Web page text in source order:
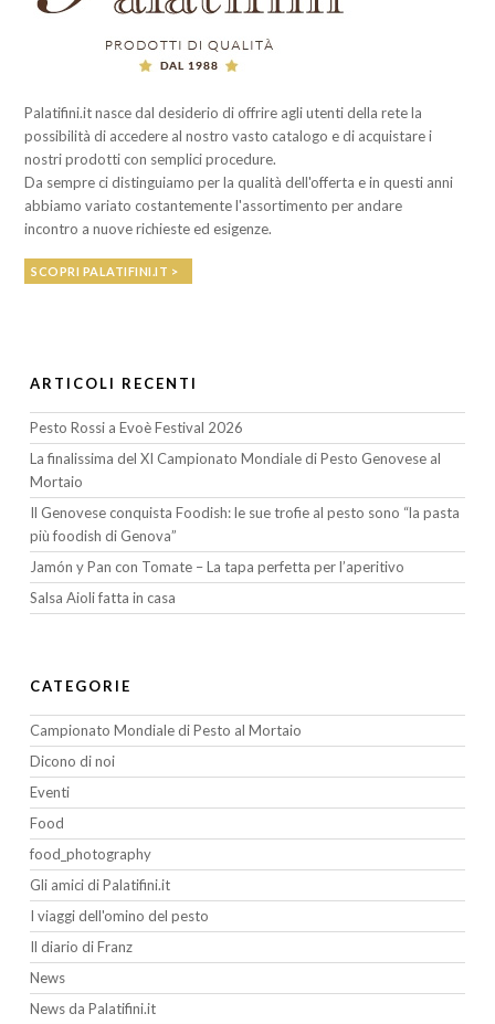
Palatifini.it nasce dal desiderio di offrire agli utenti della rete la
possibilità di accedere al nostro vasto catalogo e di acquistare i
nostri prodotti con semplici procedure.
Da sempre ci distinguiamo per la qualità dell'offerta e in questi anni
abbiamo variato costantemente l'assortimento per andare
incontro a nuove richieste ed esigenze.
SCOPRI PALATIFINI.IT >
ARTICOLI RECENTI
Pesto Rossi a Evoè Festival 2026
La finalissima del XI Campionato Mondiale di Pesto Genovese al
Mortaio
Il Genovese conquista Foodish: le sue trofie al pesto sono “la pasta
più foodish di Genova”
Jamón y Pan con Tomate – La tapa perfetta per l’aperitivo
Salsa Aioli fatta in casa
CATEGORIE
Campionato Mondiale di Pesto al Mortaio
Dicono di noi
Eventi
Food
food_photography
Gli amici di Palatifini.it
I viaggi dell'omino del pesto
Il diario di Franz
News
News da Palatifini.it